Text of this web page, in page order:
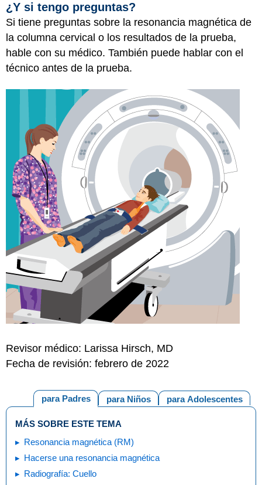
¿Y si tengo preguntas?
Si tiene preguntas sobre la resonancia magnética de
la columna cervical o los resultados de la prueba,
hable con su médico. También puede hablar con el
técnico antes de la prueba.
Revisor médico: Larissa Hirsch, MD
Fecha de revisión: febrero de 2022
para Adolescentes
para Niños
para Padres
MÁS SOBRE ESTE TEMA
Resonancia magnética (RM)
Hacerse una resonancia magnética
Radiografía: Cuello